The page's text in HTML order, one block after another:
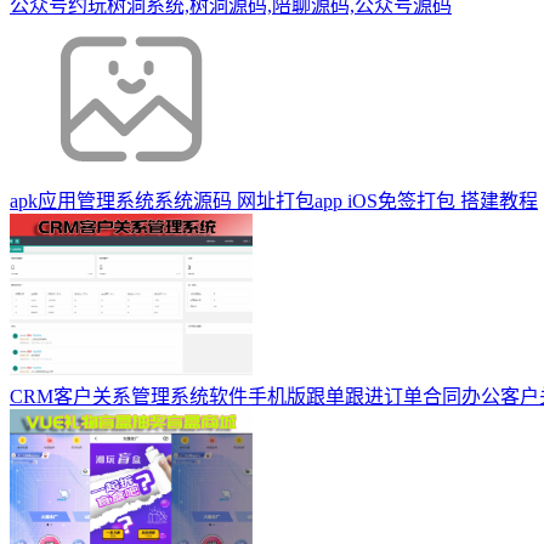
公众号约玩树洞系统,树洞源码,陪聊源码,公众号源码
apk应用管理系统系统源码 网址打包app iOS免签打包 搭建教程
CRM客户关系管理系统软件手机版跟单跟进订单合同办公客